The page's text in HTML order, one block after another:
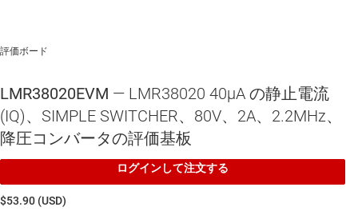
評価ボード
LMR38020EVM — LMR38020 40μA の静止電流
(IQ)、SIMPLE SWITCHER、80V、2A、2.2MHz、
降圧コンバータの評価基板
ログインして注文する
$53.90 (USD)